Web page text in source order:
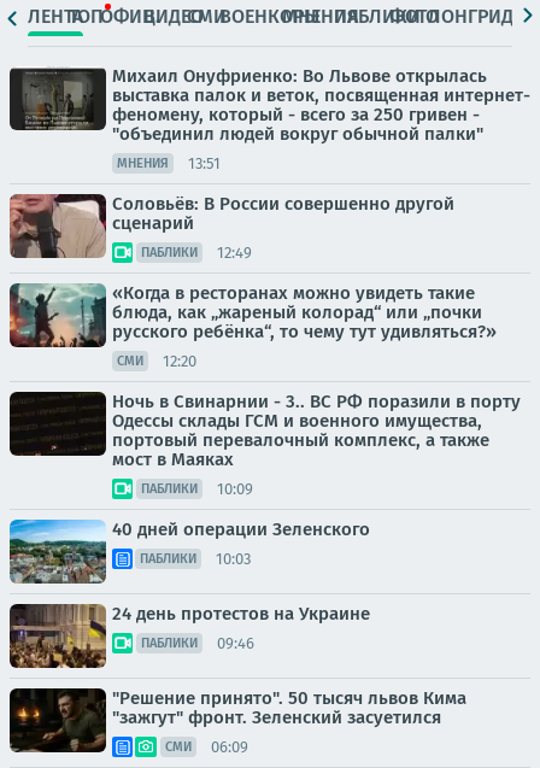
ЛЕНТАТОПОФИЦ.ВИДЕОСМИВОЕНКОРЫМНЕНИЯПАБЛИКИ
ФОТОЛОНГРИДЫ
Михаил Онуфриенко: Во Львове открылась
выставка палок и веток, посвященная интернет-
феномену, который - всего за 250 гривен -
"объединил людей вокруг обычной палки"
МНЕНИЯ 13:51
Соловьёв: В России совершенно другой
сценарий
ПАБЛИКИ 12:49
«Когда в ресторанах можно увидеть такие
блюда, как „жареный колорад“ или „почки
русского ребёнка“, то чему тут удивляться?»
СМИ 12:20
Ночь в Свинарнии - 3.. ВС РФ поразили в порту
Одессы склады ГСМ и военного имущества,
портовый перевалочный комплекс, а также
мост в Маяках
ПАБЛИКИ 10:09
40 дней операции Зеленского
ПАБЛИКИ 10:03
24 день протестов на Украине
ПАБЛИКИ 09:46
"Решение принято". 50 тысяч львов Кима
"зажгут" фронт. Зеленский засуетился
СМИ 06:09